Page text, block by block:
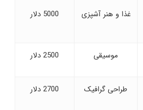
غذا و هنر آشپزی 5000 دلار
موسیقی 2500 دلار
طراحی گرافیک 2700 دلار